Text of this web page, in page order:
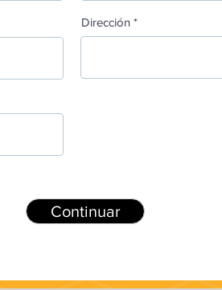
Dirección
Continuar